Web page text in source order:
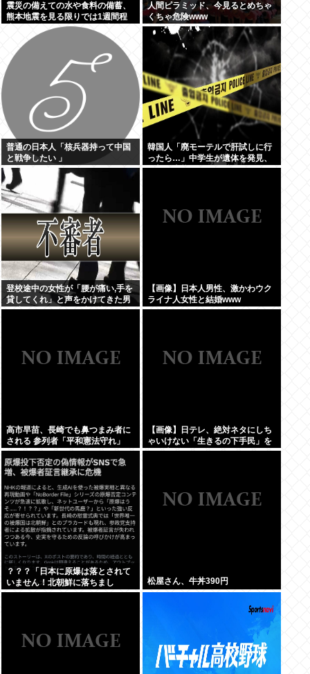
震災の備えての水や食料の備蓄、
熊本地震を見る限りでは1週間程
度じゃ全然足りないことが判明
人間ピラミッド、今見るとめちゃ
くちゃ危険www
普通の日本人「核兵器持って中国
と戦争したい 」
韓国人「廃モーテルで肝試しに行
ったら…」中学生が遺体を発見、
衝撃の事態に
登校途中の女性が「腰が痛い,手を
貸してくれ」と声をかけてきた男
に腕つかまれ物陰に連れ込まれる
【画像】日本人男性、激かわウク
ライナ人女性と結婚www
高市早苗、長崎でも鼻つまみ者に
される 参列者「平和憲法守れ」
【画像】日テレ、絶対ネタにしち
ゃいけない「生きるの下手民」を
晒し上げてしまう
？？？「日本に原爆は落とされて
いません！北朝鮮に落ちまし
た！」 なんだよこれ
松屋さん、牛丼390円